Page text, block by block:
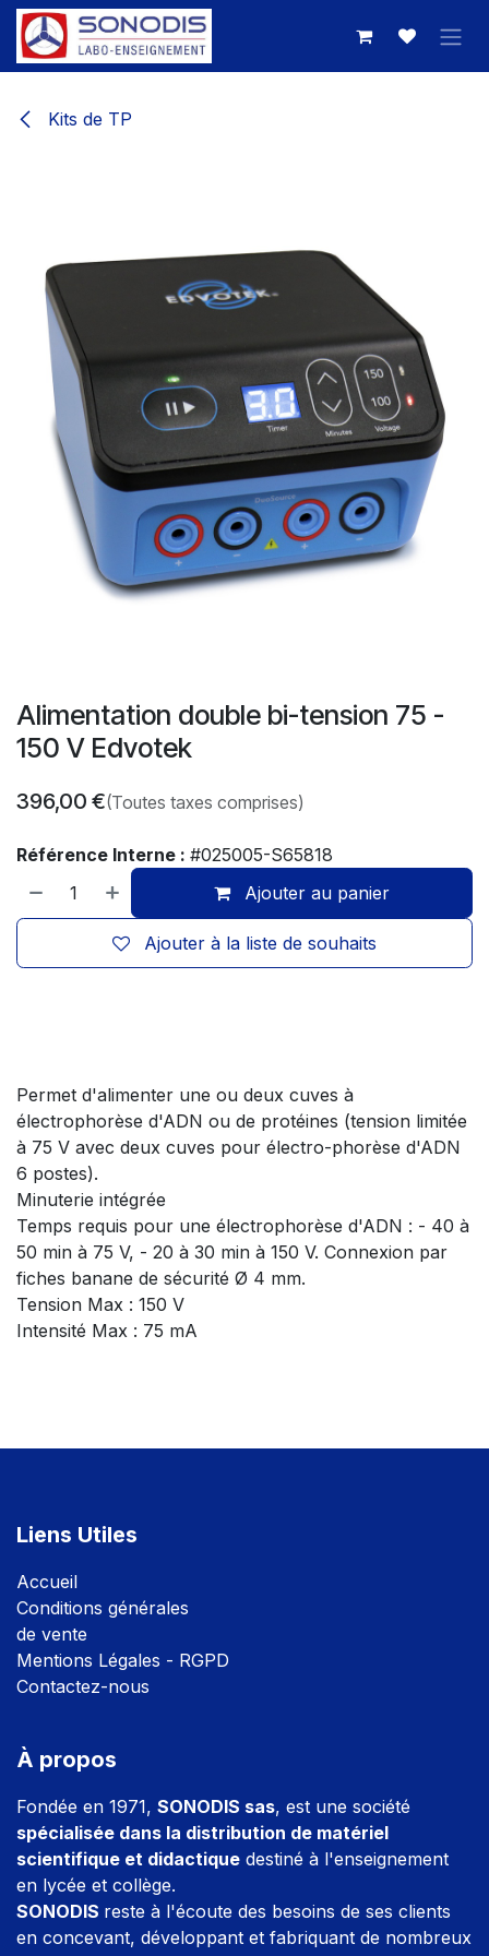
Se rendre au contenu
Kits de TP
Alimentation double bi-tension 75 -
150 V Edvotek
396,00 €(Toutes taxes comprises)
Référence Interne : #025005-S65818
Ajouter au panier
Ajouter à la liste de souhaits
Permet d'alimenter une ou deux cuves à
électrophorèse d'ADN ou de protéines (tension limitée
à 75 V avec deux cuves pour électro-phorèse d'ADN
6 postes).
Minuterie intégrée
Temps requis pour une électrophorèse d'ADN : - 40 à
50 min à 75 V, - 20 à 30 min à 150 V. Connexion par
fiches banane de sécurité Ø 4 mm.
Tension Max : 150 V
Intensité Max : 75 mA
Liens Utiles
Accueil
Conditions générales
de vente
Mentions Légales - RGPD
Contactez-nous
À propos
Fondée en 1971, SONODIS sas, est une société
spécialisée dans la distribution de matériel
scientifique et didactique destiné à l'enseignement
en lycée et collège.
SONODIS reste à l'écoute des besoins de ses clients
en concevant, développant et fabriquant de nombreux